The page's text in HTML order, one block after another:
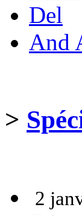
Del
And
>
2